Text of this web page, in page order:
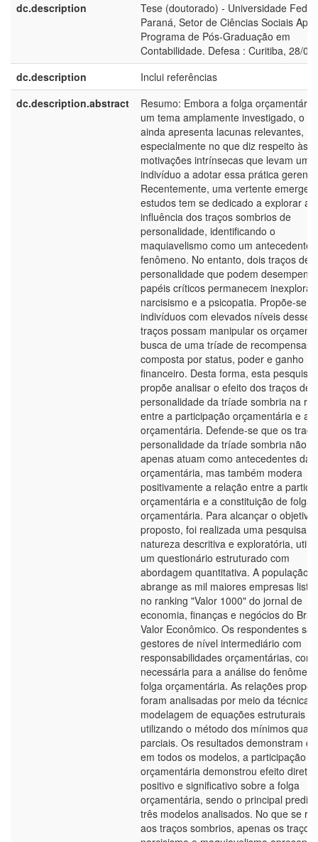
dc.description
Tese (doutorado) - Universidade
Paraná, Setor de Ciências Sociais
Programa de Pós-Graduação em
Contabilidade. Defesa : Curitiba, 28/
dc.description
Inclui referências
dc.description.abstract
Resumo: Embora a folga orçamentária
um tema amplamente investigado, o
ainda apresenta lacunas relevantes,
especialmente no que diz respeito às
motivações intrínsecas que levam um
indivíduo a adotar essa prática
Recentemente, uma vertente
estudos tem se dedicado a explorar a
influência dos traços sombrios de
personalidade, identificando o
maquiavelismo como um antecedente
fenômeno. No entanto, dois traços de
personalidade que podem
papéis críticos permanecem
narcisismo e a psicopatia. Propõe-se
indivíduos com elevados níveis desses
traços possam manipular os
busca de uma tríade de recompensas,
composta por status, poder e ganho
financeiro. Desta forma, esta pesquisa
propõe analisar o efeito dos traços de
personalidade da tríade sombria na
entre a participação orçamentária e a
orçamentária. Defende-se que os
personalidade da tríade sombria não
apenas atuam como antecedentes da
orçamentária, mas também modera
positivamente a relação entre a
orçamentária e a constituição de folga
orçamentária. Para alcançar o objetivo
proposto, foi realizada uma pesquisa
natureza descritiva e exploratória,
um questionário estruturado com
abordagem quantitativa. A população-
abrange as mil maiores empresas
no ranking "Valor 1000" do jornal de
economia, finanças e negócios do
Valor Econômico. Os respondentes são
gestores de nível intermediário com
responsabilidades orçamentárias,
necessária para a análise do
folga orçamentária. As relações
foram analisadas por meio da técnica
modelagem de equações estruturais
utilizando o método dos mínimos
parciais. Os resultados demonstram
em todos os modelos, a participação
orçamentária demonstrou efeito direto,
positivo e significativo sobre a folga
orçamentária, sendo o principal
três modelos analisados. No que se
aos traços sombrios, apenas os traços